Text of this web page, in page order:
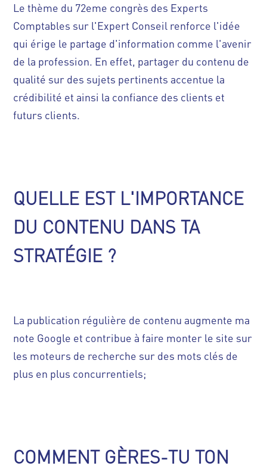
Le thème du 72eme congrès des Experts
Comptables sur l'Expert Conseil renforce l'idée
qui érige le partage d'information comme l'avenir
de la profession. En effet, partager du contenu de
qualité sur des sujets pertinents accentue la
crédibilité et ainsi la confiance des clients et
futurs clients.
QUELLE EST L'IMPORTANCE
DU CONTENU DANS TA
STRATÉGIE ?
La publication régulière de contenu augmente ma
note Google et contribue à faire monter le site sur
les moteurs de recherche sur des mots clés de
plus en plus concurrentiels;
COMMENT GÈRES-TU TON